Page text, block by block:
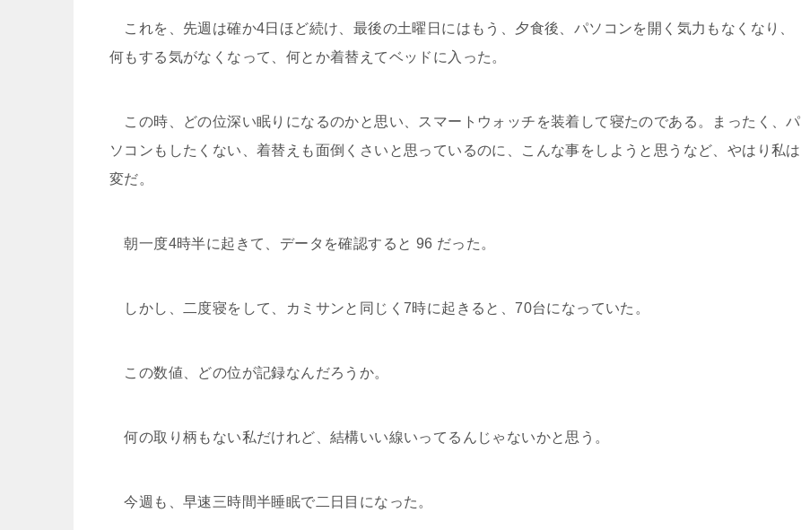
これを、先週は確か4日ほど続け、最後の土曜日にはもう、夕食後、パソコンを開く気力もなくなり、
何もする気がなくなって、何とか着替えてベッドに入った。
この時、どの位深い眠りになるのかと思い、スマートウォッチを装着して寝たのである。まったく、パ
ソコンもしたくない、着替えも面倒くさいと思っているのに、こんな事をしようと思うなど、やはり私は
変だ。
朝一度4時半に起きて、データを確認すると 96 だった。
しかし、二度寝をして、カミサンと同じく7時に起きると、70台になっていた。
この数値、どの位が記録なんだろうか。
何の取り柄もない私だけれど、結構いい線いってるんじゃないかと思う。
今週も、早速三時間半睡眠で二日目になった。